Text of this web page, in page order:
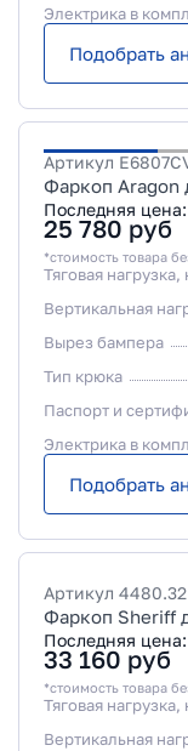
Электрика в
Подобрать
Артикул
Фаркоп Aragon
Последняя цена:
25 780 руб
*стоимость товара
Тяговая нагрузка,
Вертикальная
Вырез бампера
Тип крюка
Паспорт и
Электрика в
Подобрать
Артикул 4480.32
Фаркоп Sheriff
Последняя цена:
33 160 руб
*стоимость товара
Тяговая нагрузка,
Вертикальная